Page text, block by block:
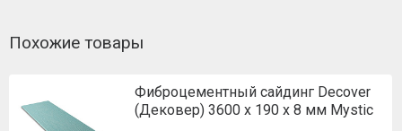
Похожие товары
Фиброцементный сайдинг Decover
(Дековер) 3600 x 190 x 8 мм Mystic